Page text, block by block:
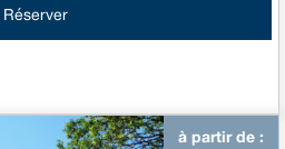
Réserver
à partir de :